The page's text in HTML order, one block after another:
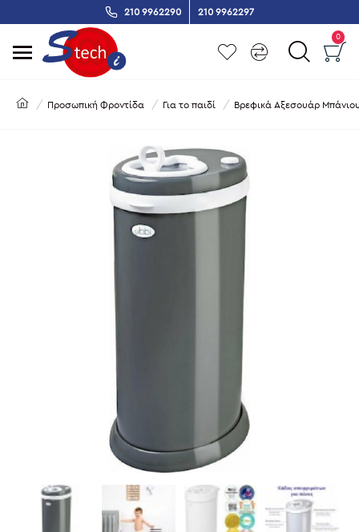
210 9962290 210 9962297
0
Προσωπική Φροντίδα Για το παιδί Βρεφικά Αξεσουάρ